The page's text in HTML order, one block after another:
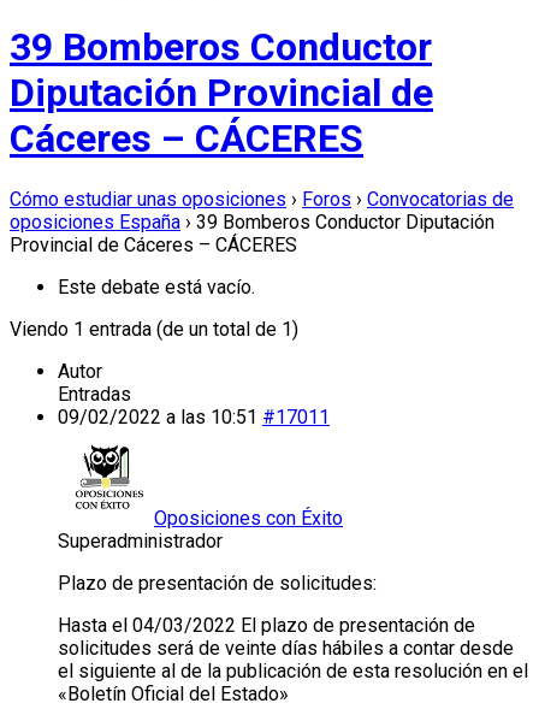
39 Bomberos Conductor
Diputación Provincial de
Cáceres – CÁCERES
Cómo estudiar unas oposiciones › Foros › Convocatorias de
oposiciones España › 39 Bomberos Conductor Diputación
Provincial de Cáceres – CÁCERES
Este debate está vacío.
Viendo 1 entrada (de un total de 1)
Autor
Entradas
09/02/2022 a las 10:51 #17011
Oposiciones con Éxito
Superadministrador
Plazo de presentación de solicitudes:
Hasta el 04/03/2022 El plazo de presentación de
solicitudes será de veinte días hábiles a contar desde
el siguiente al de la publicación de esta resolución en el
«Boletín Oficial del Estado»